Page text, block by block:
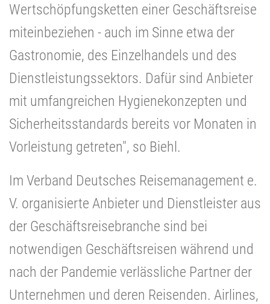
Wertschöpfungsketten einer Geschäftsreise
miteinbeziehen - auch im Sinne etwa der
Gastronomie, des Einzelhandels und des
Dienstleistungssektors. Dafür sind Anbieter
mit umfangreichen Hygienekonzepten und
Sicherheitsstandards bereits vor Monaten in
Vorleistung getreten", so Biehl.
Im Verband Deutsches Reisemanagement e.
V. organisierte Anbieter und Dienstleister aus
der Geschäftsreisebranche sind bei
notwendigen Geschäftsreisen während und
nach der Pandemie verlässliche Partner der
Unternehmen und deren Reisenden. Airlines,